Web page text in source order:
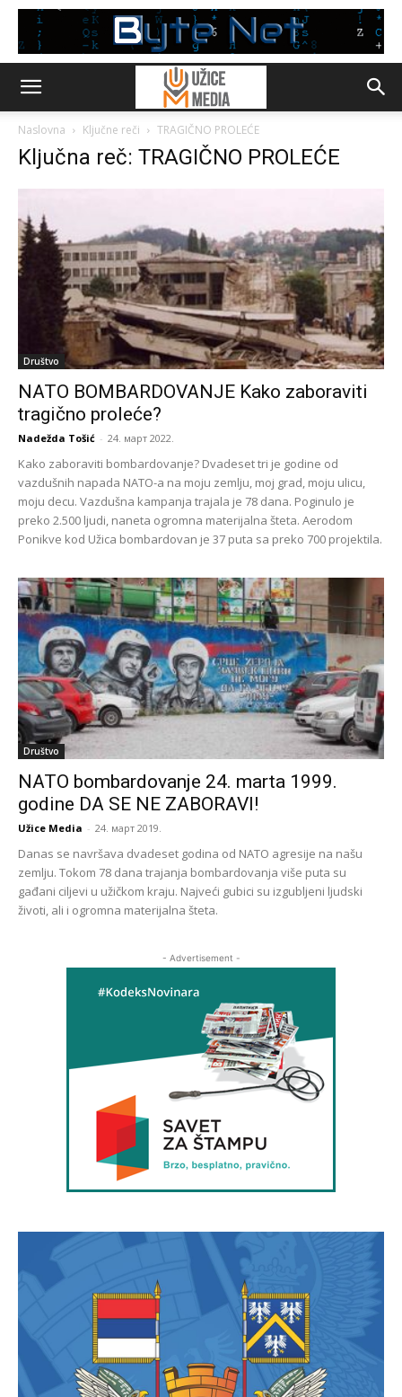
Naslovna Ključne reči TRAGIČNO PROLEĆE
Ključna reč: TRAGIČNO PROLEĆE
Društvo
NATO BOMBARDOVANJE Kako zaboraviti
tragično proleće?
Nadežda Tošić - 24. март 2022.
Kako zaboraviti bombardovanje? Dvadeset tri je godine od
vazdušnih napada NATO-a na moju zemlju, moj grad, moju ulicu,
moju decu. Vazdušna kampanja trajala je 78 dana. Poginulo je
preko 2.500 ljudi, naneta ogromna materijalna šteta. Aerodom
Ponikve kod Užica bombardovan je 37 puta sa preko 700 projektila.
Društvo
NATO bombardovanje 24. marta 1999.
godine DA SE NE ZABORAVI!
Užice Media - 24. март 2019.
Danas se navršava dvadeset godina od NATO agresije na našu
zemlju. Tokom 78 dana trajanja bombardovanja više puta su
gađani ciljevi u užičkom kraju. Najveći gubici su izgubljeni ljudski
životi, ali i ogromna materijalna šteta.
- Advertisement -